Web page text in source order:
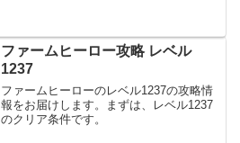
ファームヒーロー攻略 レベル
1237
ファームヒーローのレベル1237の攻略情
報をお届けします。まずは、レベル1237
のクリア条件です。